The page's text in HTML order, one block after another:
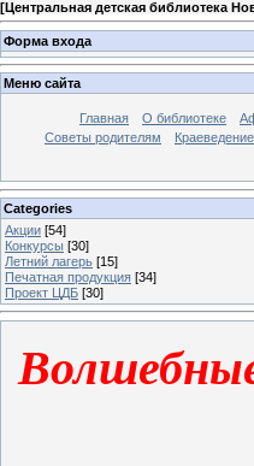
[Центральная детская библиотека
Форма входа
Меню сайта
Главная О библиотеке
Советы родителям
Краеведение
Categories
Акции [54]
Конкурсы [30]
Летний лагерь [15]
Печатная продукция [34]
Проект ЦДБ [30]